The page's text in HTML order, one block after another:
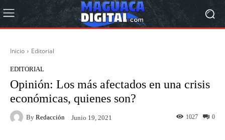
Inicio Editorial
EDITORIAL
Opinión: Los más afectados en una crisis
económicas, quienes son?
By Redacción Junio 19, 2021 0
1027